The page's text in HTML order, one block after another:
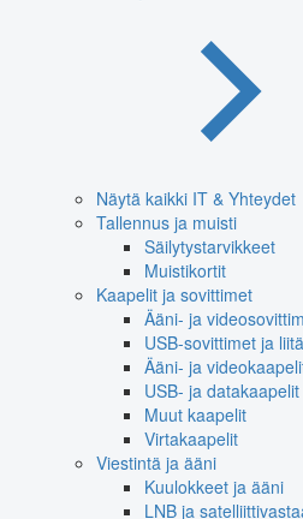
Näytä kaikki IT & Yhteydet
Tallennus ja muisti
Säilytystarvikkeet
Muistikortit
Kaapelit ja sovittimet
Ääni- ja
USB-sovittimet ja
Ääni- ja
USB- ja datakaapelit
Muut kaapelit
Virtakaapelit
Viestintä ja ääni
Kuulokkeet ja ääni
LNB ja